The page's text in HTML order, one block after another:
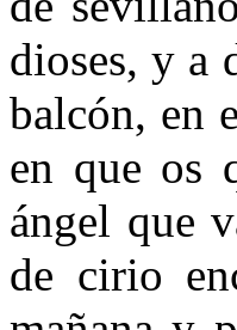
dioses, y a
balcón, en
en que os
ángel que
de cirio